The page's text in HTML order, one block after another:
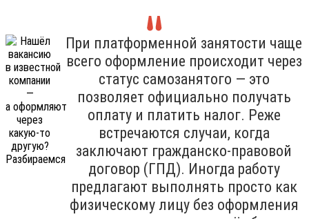
При платформенной занятости чаще
всего оформление происходит через
статус самозанятого — это
позволяет официально получать
оплату и платить налог. Реже
встречаются случаи, когда
заключают гражданско-правовой
договор (ГПД). Иногда работу
предлагают выполнять просто как
физическому лицу без оформления